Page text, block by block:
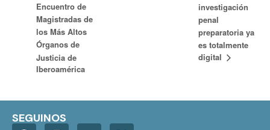
Encuentro de
Magistradas de
los Más Altos
Órganos de
Justicia de
Iberoamérica
investigación
penal
preparatoria ya
es totalmente
digital
SEGUINOS